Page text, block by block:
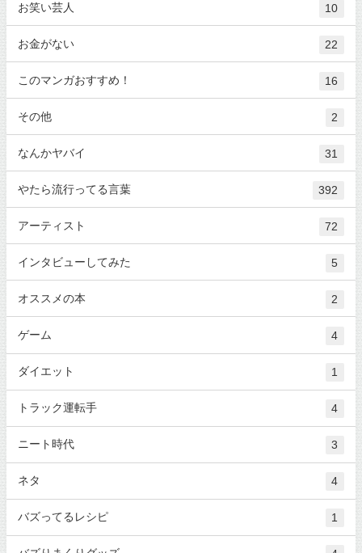
お笑い芸人 10
お金がない 22
このマンガおすすめ！ 16
その他 2
なんかヤバイ 31
やたら流行ってる言葉 392
アーティスト 72
インタビューしてみた 5
オススメの本 2
ゲーム 4
ダイエット 1
トラック運転手 4
ニート時代 3
ネタ 4
バズってるレシピ 1